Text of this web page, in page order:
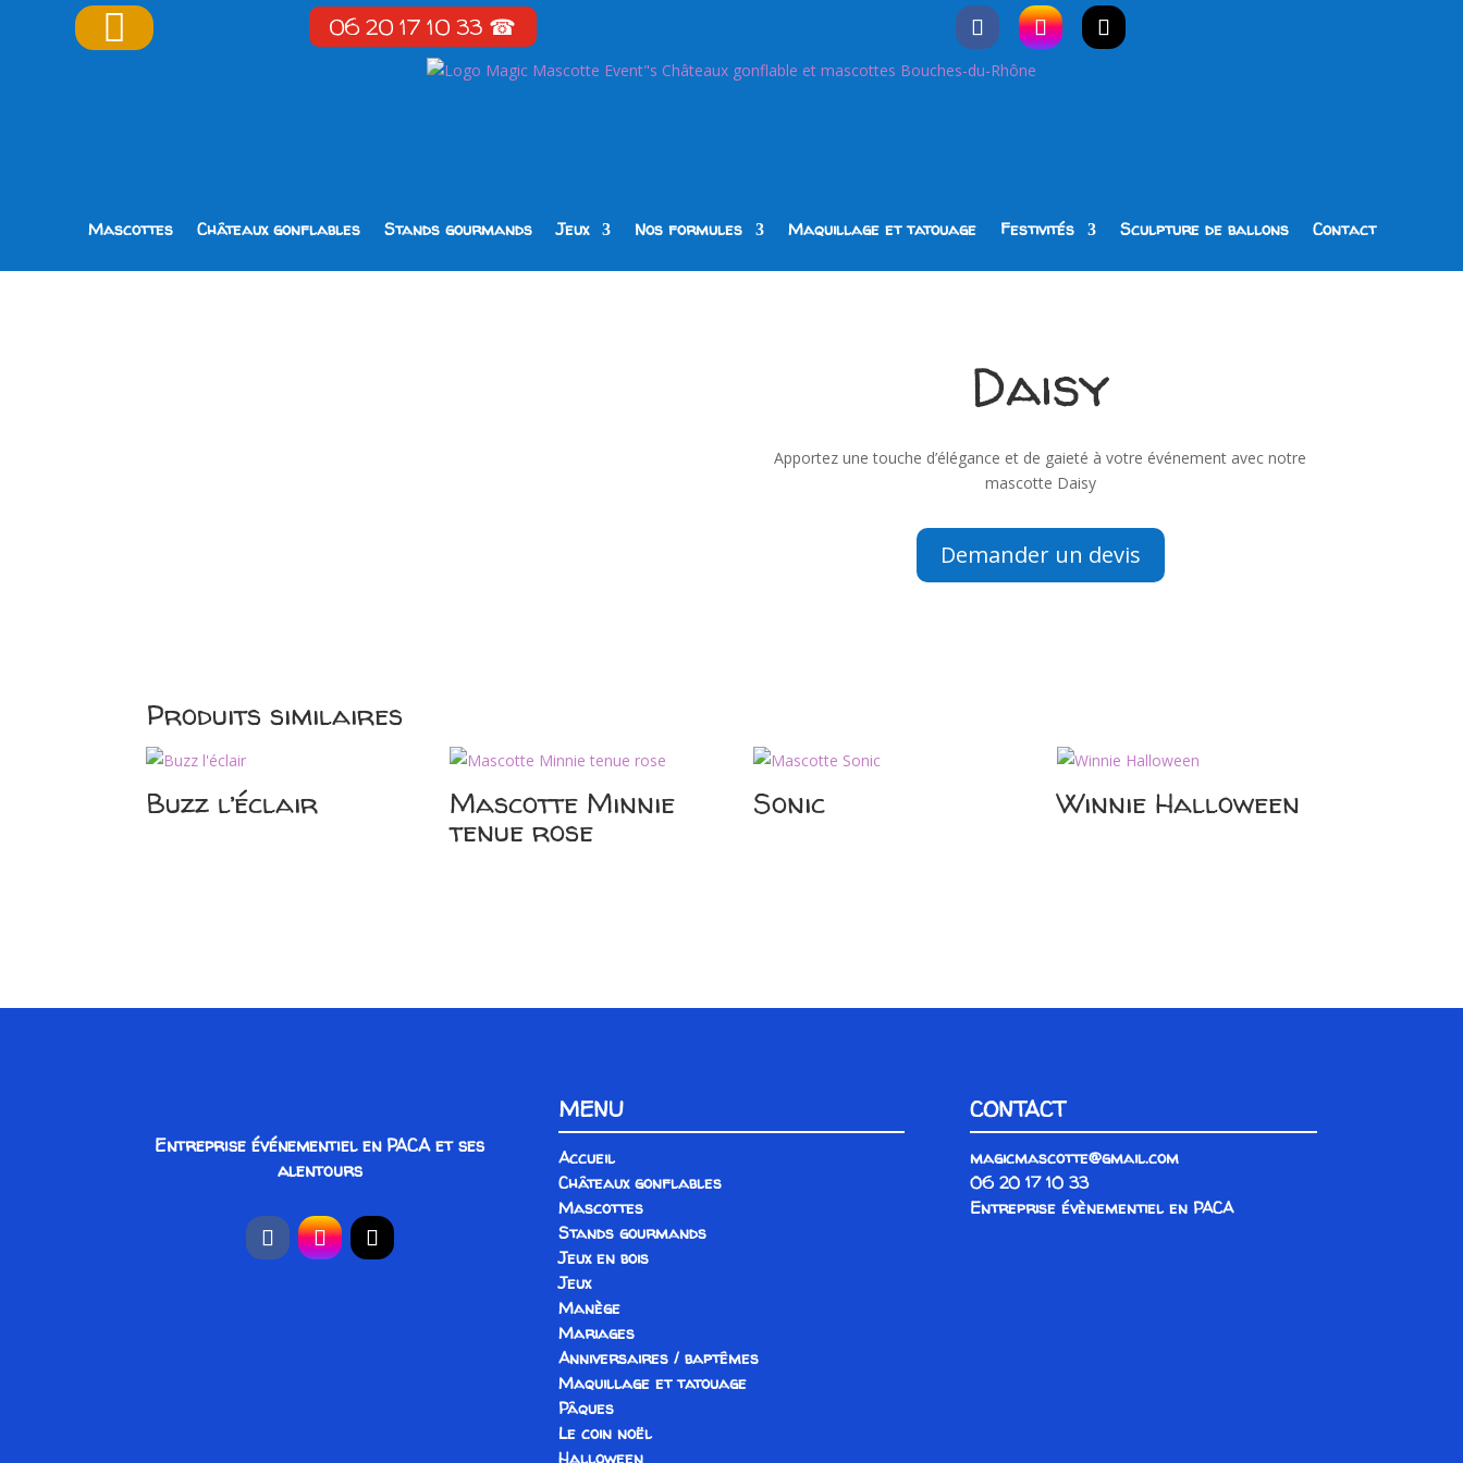
 06 20 17 10 33 ☎
Mascottes Châteaux gonflables Stands gourmands Jeux Nos formules Maquillage et tatouage Festivités Sculpture de ballons Contact
Daisy
Apportez une touche d’élégance et de gaieté à votre événement avec notre
mascotte Daisy
Demander un devis
Produits similaires
Buzz l’éclair Mascotte Minnie
tenue rose
Sonic Winnie Halloween
Entreprise événementiel en PACA et ses
alentours
MENU
Accueil
Châteaux gonflables
Mascottes
Stands gourmands
Jeux en bois
Jeux
Manège
Mariages
Anniversaires / baptêmes
Maquillage et tatouage
Pâques
Le coin noël
Halloween
CONTACT
magicmascotte@gmail.com
06 20 17 10 33
Entreprise évènementiel en PACA